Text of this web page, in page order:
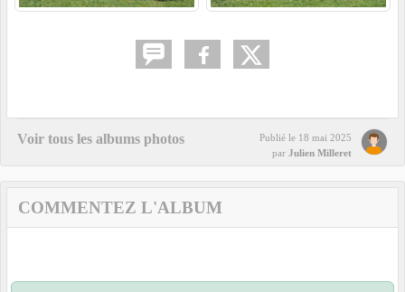
Voir tous les albums photos Publié le 18 mai 2025
par Julien Milleret
COMMENTEZ L'ALBUM